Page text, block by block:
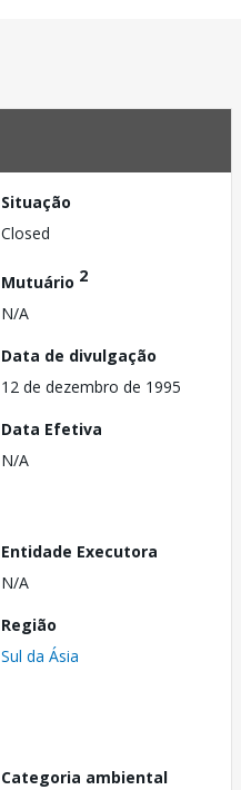
Situação
Closed
Mutuário 2
N/A
Data de divulgação
12 de dezembro de 1995
Data Efetiva
N/A
Entidade Executora
N/A
Região
Sul da Ásia
Categoria ambiental